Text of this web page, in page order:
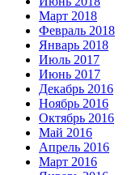
Март 2018
Февраль 2018
Январь 2018
Июль 2017
Июнь 2017
Декабрь 2016
Ноябрь 2016
Октябрь 2016
Май 2016
Апрель 2016
Март 2016